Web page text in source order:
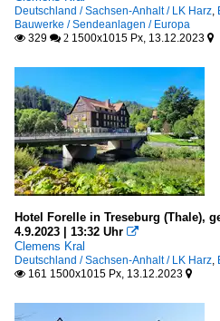
Deutschland / Sachsen-Anhalt / LK Harz,
Bauwerke / Sendeanlagen / Europa
 329  2 1500x1015 Px, 13.12.2023 
Hotel Forelle in Treseburg (Thale),
4.9.2023 | 13:32 Uhr 
Clemens Kral
Deutschland / Sachsen-Anhalt / LK Harz,
 161 1500x1015 Px, 13.12.2023 